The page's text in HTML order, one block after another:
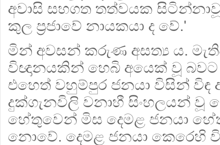
අවාසි සහගත තත්වයක සිටින්නාවූ
කුල ප්‍රජාවේ නායකයා ද වේ.'
මින් අවසන් කරුණ අසත්‍ය ය.
විඥානයකින් හෙබි අයෙක් වූ බවට
එහෙත් වහුම්පුර ජනයා විසින්
දුක්ගැනවිලි වනාහී සිංහලයන් වූ
හේතුවෙන් මිස දෙමළ ජනයා
නොවේ. දෙමළ ජනයා කෙරෙහි